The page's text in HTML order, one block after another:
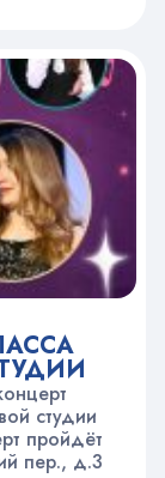
студии
пройдёт
пер., д.3